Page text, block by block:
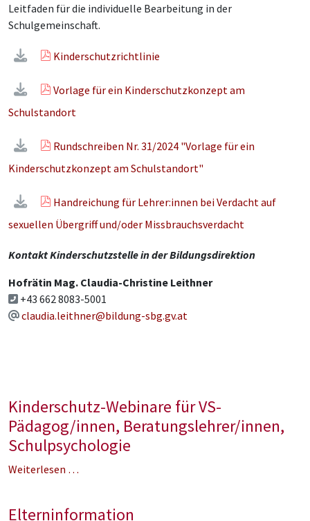
Leitfaden für die individuelle Bearbeitung in der
Schulgemeinschaft.
Kinderschutzrichtlinie
Vorlage für ein Kinderschutzkonzept am
Schulstandort
Rundschreiben Nr. 31/2024 "Vorlage für ein
Kinderschutzkonzept am Schulstandort"
Handreichung für Lehrer:innen bei Verdacht auf
sexuellen Übergriff und/oder Missbrauchsverdacht
Kontakt Kinderschutzstelle in der Bildungsdirektion
Hofrätin Mag. Claudia-Christine Leithner
+43 662 8083-5001
claudia.leithner@bildung-sbg.gv.at
Kinderschutz-Webinare für VS-
Pädagog/innen, Beratungslehrer/innen,
Schulpsychologie
Weiterlesen …
Elterninformation